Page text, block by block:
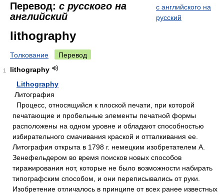
Перевод: с русского на
английский
с английского на
русский
lithography
Толкование Перевод
1
lithography
Lithography
Литография
Процесс, относящийся к плоской печати, при которой
печатающие и пробельные элементы печатной формы
расположены на одном уровне и обладают способностью
избирательного смачивания краской и отталкивания ее.
Литография открыта в 1798 г. немецким изобретателем А.
Зенефельдером во время поисков новых способов
тиражирования нот, которые не было возможности набирать
типографским способом, и они переписывались от руки.
Изобретение отличалось в принципе от всех ранее известных